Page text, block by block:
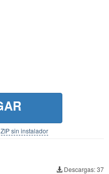
sin instalador
Descargas: 37